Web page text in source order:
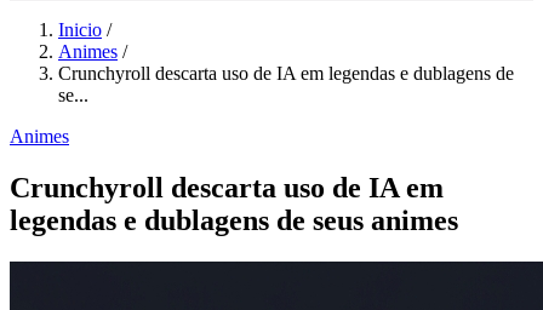
Inicio /
Animes /
Crunchyroll descarta uso de IA em legendas e dublagens de
se...
Animes
Crunchyroll descarta uso de IA em
legendas e dublagens de seus animes